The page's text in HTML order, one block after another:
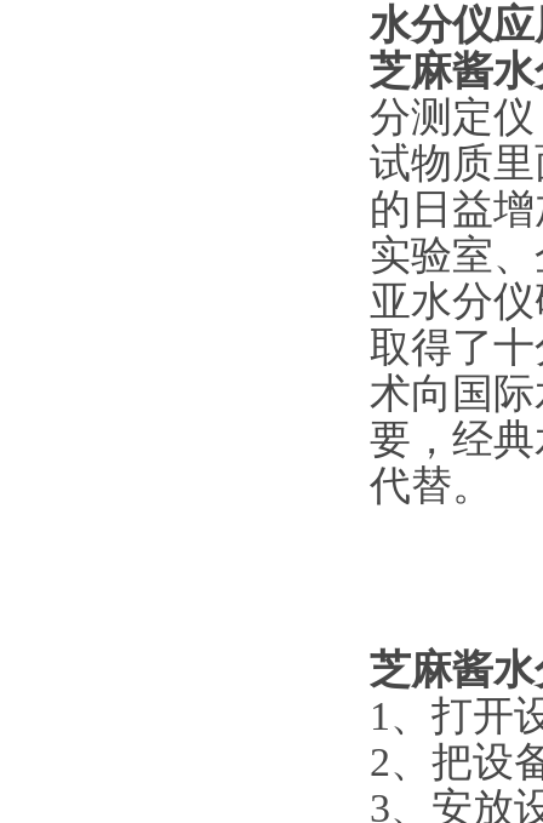
水分仪
芝麻酱
分测定
试物质
的日益
实验室
亚水分
取得了
术向国
要，经
代替。
芝麻酱
1、打开
2、把设
3、安放